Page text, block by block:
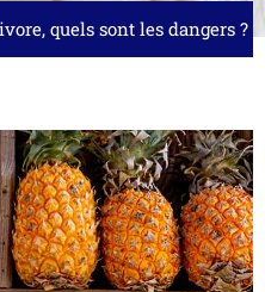
quels sont les dangers ?